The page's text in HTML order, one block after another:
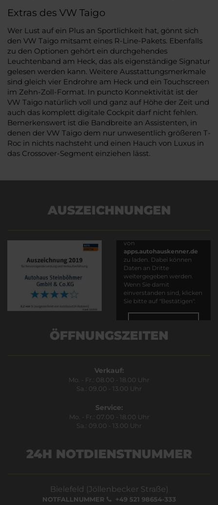
Extras des VW Taigo
Wer Lust auf ein Plus an Sportlichkeit hat, gönnt sich
den VW Taigo mitsamt eines R-Line-Pakets. Ebenfalls
zu den Optionen gehört ein durchgehendes
Leuchtenband am Heck, das als eigenständige Signatur
gelesen werden kann. Weitere Ausstattungsmerkmale
sind gleich vier Endrohre am Heck und ein Touchscreen
im Zehn-Zoll-Format. In puncto Konnektivität ist der
VW Taigo natürlich voll und ganz auf Höhe der Zeit und
auch das komplett digitale Cockpit darf nicht fehlen.
Bemerkenswert ist die Bandbreite an Assistenten, in
denen der VW Taigo dem nur unwesentlich größeren T-
Roc in nichts nachsteht und einen Hauch von Luxus in
das Crossover-Segment einziehen lässt.
AUSZEICHNUNGEN
von
apps.autohauskenner.de
zu laden. Dabei können
Daten an Dritte
weitergegeben werden.
Wenn Sie damit
einverstanden sind, klicken
Sie bitte auf "Bestätigen".
ÖFFNUNGSZEITEN
Verkauf:
Mo. - Fr.: 08.00 - 18.00 Uhr
Sa.: 09.00 - 13.00 Uhr
Service:
Mo. - Fr.: 07.00 - 18.00 Uhr
Sa.: 09.00 - 13.00 Uhr
24H NOTDIENSTNUMMER
Bielefeld (Jöllenbecker Straße)
NOTFALLNUMMER +49 521 98654-333